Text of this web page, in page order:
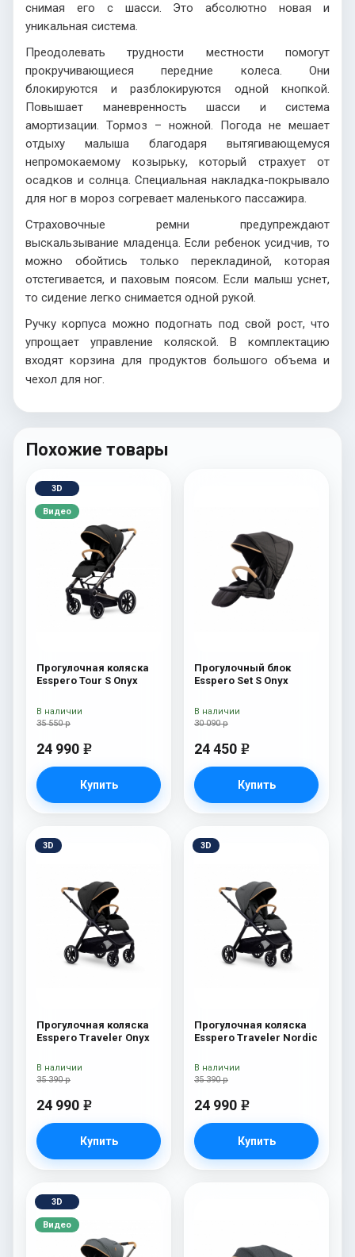
снимая его с шасси. Это абсолютно новая и
уникальная система.
Преодолевать трудности местности помогут
прокручивающиеся передние колеса. Они
блокируются и разблокируются одной кнопкой.
Повышает маневренность шасси и система
амортизации. Тормоз – ножной. Погода не мешает
отдыху малыша благодаря вытягивающемуся
непромокаемому козырьку, который страхует от
осадков и солнца. Специальная накладка-покрывало
для ног в мороз согревает маленького пассажира.
Страховочные ремни предупреждают
выскальзывание младенца. Если ребенок усидчив, то
можно обойтись только перекладиной, которая
отстегивается, и паховым поясом. Если малыш уснет,
то сидение легко снимается одной рукой.
Ручку корпуса можно подогнать под свой рост, что
упрощает управление коляской. В комплектацию
входят корзина для продуктов большого объема и
чехол для ног.
Похожие товары
3D
Видео
Прогулочная коляска
Esspero Tour S Onyx
35 550 р
24 990 e
Купить
В наличии
Прогулочный блок
Esspero Set S Onyx
30 090 р
24 450 e
Купить
В наличии
3D
Прогулочная коляска
Esspero Traveler Onyx
35 390 р
24 990 e
Купить
В наличии
3D
Прогулочная коляска
Esspero Traveler Nordic
35 390 р
24 990 e
Купить
В наличии
3D
Видео